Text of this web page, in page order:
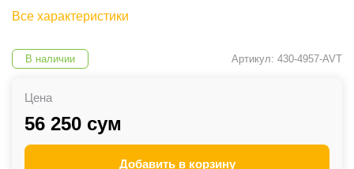
Все характеристики
В наличии Артикул: 430-4957-AVT
Цена
56 250 сум
Добавить в корзину